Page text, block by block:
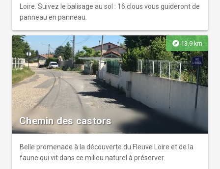
Loire. Suivez le balisage au sol : 16 clous vous guideront de
panneau en panneau.
explore 13.9 km
Chemin des castors
Belle promenade à la découverte du Fleuve Loire et de la
faune qui vit dans ce milieu naturel à préserver.